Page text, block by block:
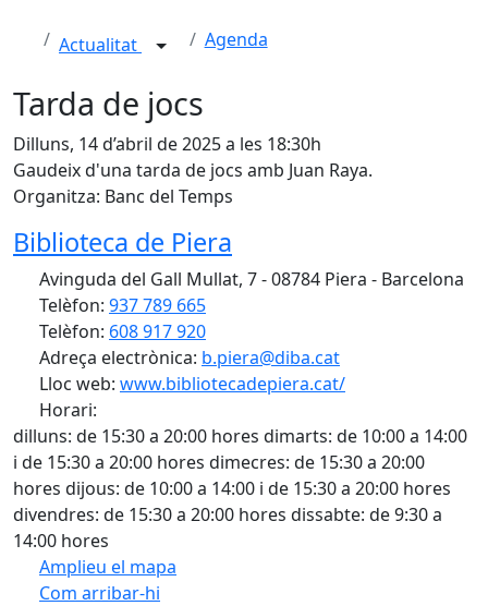
Actualitat Agenda
Tarda de jocs
Dilluns, 14 d’abril de 2025 a les 18:30h
Gaudeix d'una tarda de jocs amb Juan Raya.
Organitza: Banc del Temps
Biblioteca de Piera
Avinguda del Gall Mullat, 7 - 08784 Piera - Barcelona
Telèfon: 937 789 665
Telèfon: 608 917 920
Adreça electrònica: b.piera@diba.cat
Lloc web: www.bibliotecadepiera.cat/
Horari:
dilluns: de 15:30 a 20:00 hores dimarts: de 10:00 a 14:00
i de 15:30 a 20:00 hores dimecres: de 15:30 a 20:00
hores dijous: de 10:00 a 14:00 i de 15:30 a 20:00 hores
divendres: de 15:30 a 20:00 hores dissabte: de 9:30 a
14:00 hores
Amplieu el mapa
Com arribar-hi